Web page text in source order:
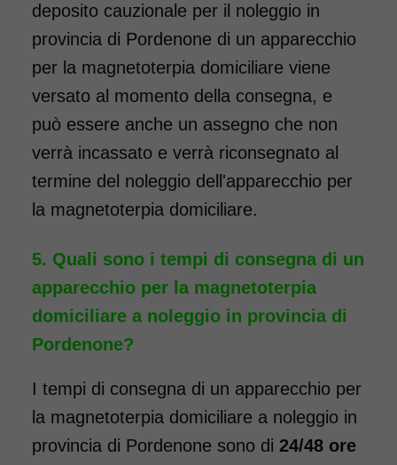
deposito cauzionale per il noleggio in
provincia di Pordenone di un apparecchio
per la magnetoterpia domiciliare viene
versato al momento della consegna, e
può essere anche un assegno che non
verrà incassato e verrà riconsegnato al
termine del noleggio dell'apparecchio per
la magnetoterpia domiciliare.
Quali sono i tempi di consegna di un
apparecchio per la magnetoterpia
domiciliare a noleggio in provincia di
Pordenone?
I tempi di consegna di un apparecchio per
la magnetoterpia domiciliare a noleggio in
provincia di Pordenone sono di 24/48 ore